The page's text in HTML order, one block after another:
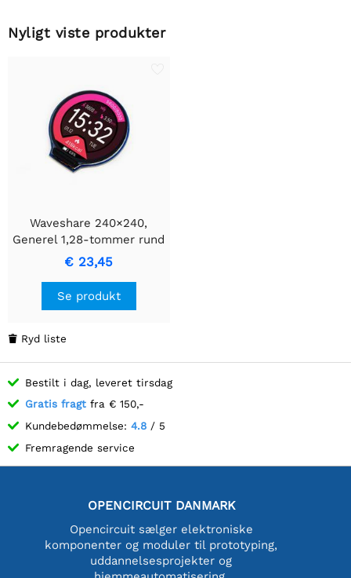
Nyligt viste produkter
Waveshare 240×240,
Generel 1,28-tommer rund
LCD-displaymodul, 65K
RGB
€ 23,45
Se produkt
 Ryd liste
Bestilt i dag, leveret tirsdag
Gratis fragt fra € 150,-
Kundebedømmelse: 4.8 / 5
Fremragende service
OPENCIRCUIT DANMARK
Opencircuit sælger elektroniske
komponenter og moduler til prototyping,
uddannelsesprojekter og